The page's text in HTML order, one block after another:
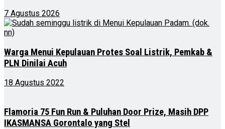
7 Agustus 2026
Warga Menui Kepulauan Protes Soal Listrik, Pemkab &
PLN Dinilai Acuh
18 Agustus 2022
Flamoria 75 Fun Run & Puluhan Door Prize, Masih DPP
IKASMANSA Gorontalo yang Stel